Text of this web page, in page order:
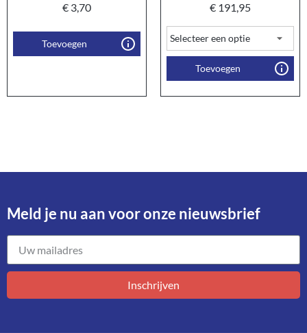
€ 3,70
Toevoegen
€ 191,95
Toevoegen
Meld je nu aan voor onze nieuwsbrief​
Inschrijven